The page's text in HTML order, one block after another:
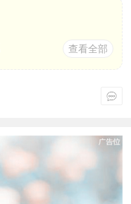
查看全部